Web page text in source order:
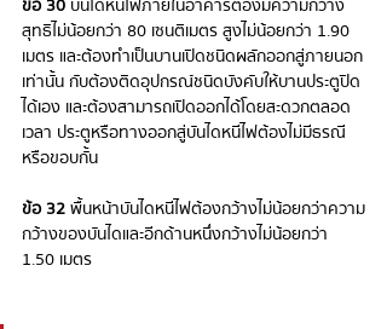
ข้อ 30 บันไดหนีไฟภายในอาคารต้องมีความกว้าง
สุทธิไม่น้อยกว่า 80 เซนติเมตร สูงไม่น้อยกว่า 1.90
เมตร และต้องทำเป็นบานเปิดชนิดผลักออกสู่ภายนอก
เท่านั้น กับต้องติดอุปกรณ์ชนิดบังคับให้บานประตูปิด
ได้เอง และต้องสามารถเปิดออกได้โดยสะดวกตลอด
เวลา ประตูหรือทางออกสู่บันไดหนีไฟต้องไม่มีธรณี
หรือขอบกั้น
ข้อ 32 พื้นหน้าบันไดหนีไฟต้องกว้างไม่น้อยกว่าความ
กว้างของบันไดและอีกด้านหนึ่งกว้างไม่น้อยกว่า
1.50 เมตร